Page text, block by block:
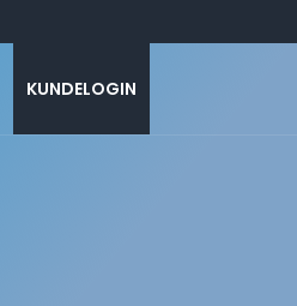
KUNDELOGIN